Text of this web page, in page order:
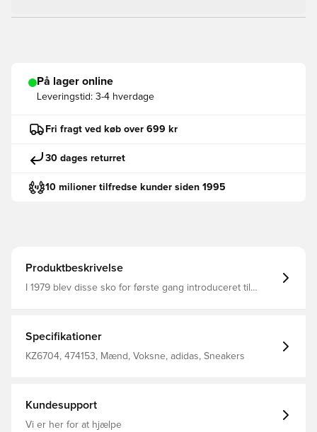
På lager online
Leveringstid: 3-4 hverdage
Fri fragt ved køb over 699 kr
30 dages returret
10 milioner tilfredse kunder siden 1995
Produktbeskrivelse
I 1979 blev disse sko for første gang introduceret til
blød ydersål i naturgummi læner vintagedesignet sig op
ad dets rødder. Almindelig pasform Snørelukning
Ruskindsoverdel med detaljer i syntetisk materiale
Specifikationer
KZ6704, 474153, Mænd, Voksne, adidas, Sneakers
Kundesupport
Vi er her for at hjælpe